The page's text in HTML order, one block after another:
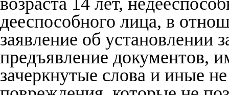
дееспособного лица, в
заявление об установлении
предъявление документов,
зачеркнутые слова и иные